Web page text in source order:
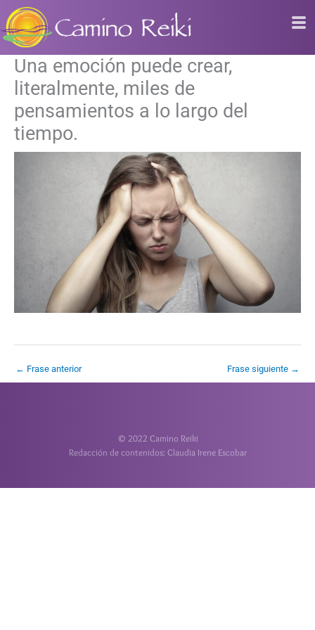
al
contenido
Una emoción puede crear,
literalmente, miles de
pensamientos a lo largo del
tiempo.
← Frase anterior Frase siguiente →
© 2022 Camino Reiki
Redacción de contenidos: Claudia Irene Escobar